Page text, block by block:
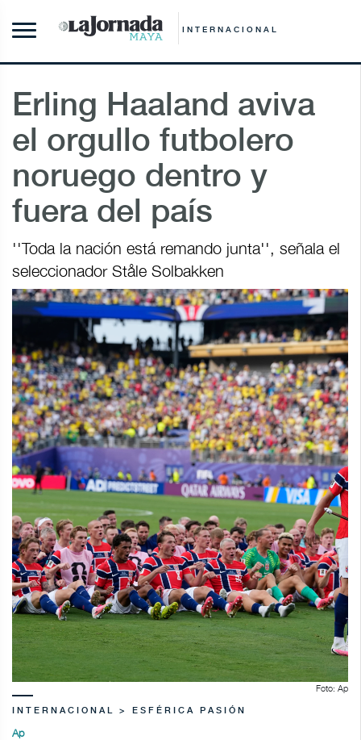
INTERNACIONAL
Erling Haaland aviva
el orgullo futbolero
noruego dentro y
fuera del país
''Toda la nación está remando junta'', señala el
seleccionador Ståle Solbakken
Foto: Ap
INTERNACIONAL > ESFÉRICA PASIÓN
Ap